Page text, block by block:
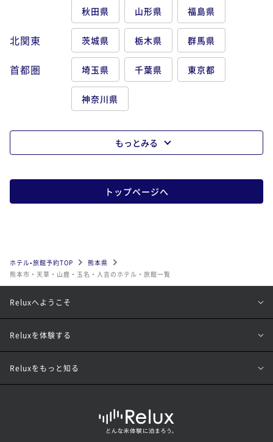
秋田県 山形県 福島県
北関東 茨城県 栃木県 群馬県
首都圏 埼玉県 千葉県 東京都
神奈川県
もっとみる
トップページへ
ホテル•旅館予約TOP
熊本県
熊本市・天草・山鹿・玉名・人吉のホテル・旅館一覧
Reluxへようこそ
Reluxを体験する
Reluxをもっと知る